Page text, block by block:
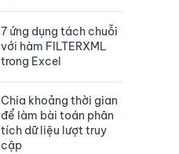
7 ứng dụng tách chuỗi
với hàm FILTERXML
trong Excel
Chia khoảng thời gian
để làm bài toán phân
tích dữ liệu lượt truy
cập